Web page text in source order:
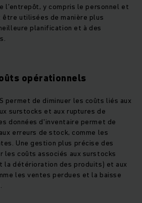
l’entrepôt, y compris le personnel et
utilisées de manière plus
planification et à des
opérationnels
permet de diminuer les coûts liés aux
surstocks et aux ruptures de
données d'inventaire permet de
erreurs de stock, comme les
Une gestion plus précise des
coûts associés aux surstocks
la détérioration des produits) et aux
les ventes perdues et la baisse